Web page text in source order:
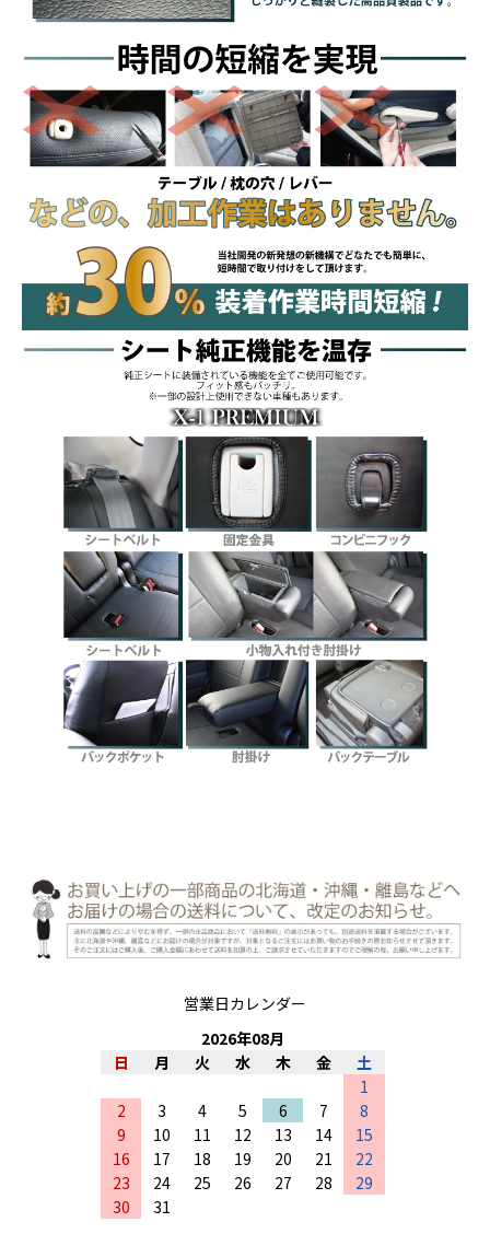
営業日カレンダー
2026年08月
日
月 火 水 木 金
土
1
2
3 4 5 6 7
8
9
10 11 12 13 14
15
16
17 18 19 20 21
22
23
24 25 26 27 28
29
30
31